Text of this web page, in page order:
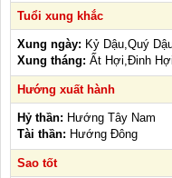
Tuổi xung khắc
Xung ngày: Kỷ Dậu,Quý
Xung tháng: Ất Hợi,Đinh
Hướng xuất hành
Hỷ thần: Hướng Tây Nam
Tài thần: Hướng Đông
Sao tốt